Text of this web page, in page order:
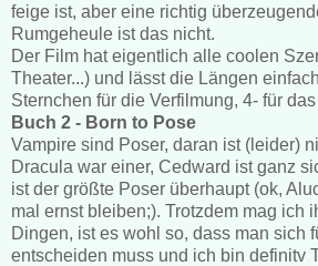
feige ist, aber eine richtig
Rumgeheule ist das nicht.
Der Film hat eigentlich alle coolen
Theater...) und lässt die Längen
Sternchen für die Verfilmung, 4- für
Buch 2 - Born to Pose
Vampire sind Poser, daran ist (leider)
Dracula war einer, Cedward ist ganz
ist der größte Poser überhaupt (ok,
mal ernst bleiben;). Trotzdem mag ich
Dingen, ist es wohl so, dass man sich
entscheiden muss und ich bin definitv